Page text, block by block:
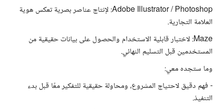
Adobe Illustrator / Photoshop: لإنتاج عناصر بصرية تعكس هوية
العلامة التجارية.
Maze: لاختبار قابلية الاستخدام والحصول على بيانات حقيقية من
المستخدمين قبل التسليم النهائي.
وما ستجده معي:
- فهم دقيق لاحتياج المشروع، ومحاولة حقيقية للتفكير معًا قبل بدء
التنفيذ.